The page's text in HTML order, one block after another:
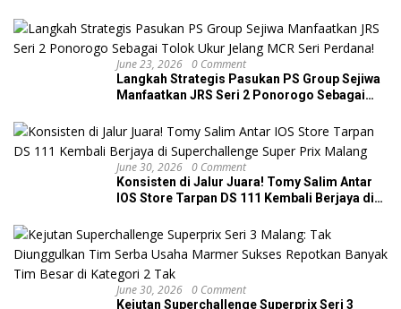
June 23, 2026 0 Comment
Langkah Strategis Pasukan PS Group Sejiwa
Manfaatkan JRS Seri 2 Ponorogo Sebagai
June 30, 2026 0 Comment
Konsisten di Jalur Juara! Tomy Salim Antar
IOS Store Tarpan DS 111 Kembali Berjaya di
June 30, 2026 0 Comment
Kejutan Superchallenge Superprix Seri 3